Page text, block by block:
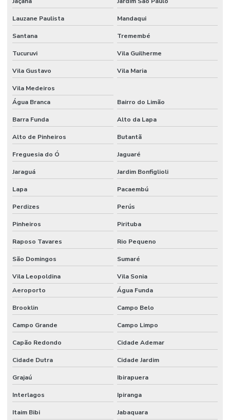
Lauzane Paulista Mandaqui
Santana Tremembé
Tucuruvi Vila Guilherme
Vila Gustavo Vila Maria
Vila Medeiros
Água Branca
Bairro do Limão
Barra Funda Alto da Lapa
Alto de Pinheiros Butantã
Freguesia do Ó Jaguaré
Jaraguá Jardim Bonfiglioli
Lapa Pacaembú
Perdizes Perús
Pinheiros Pirituba
Raposo Tavares Rio Pequeno
São Domingos Sumaré
Vila Leopoldina
Vila Sonia
Aeroporto
Água Funda
Brooklin Campo Belo
Campo Grande Campo Limpo
Capão Redondo Cidade Ademar
Cidade Dutra Cidade Jardim
Grajaú Ibirapuera
Interlagos Ipiranga
Itaim Bibi Jabaquara